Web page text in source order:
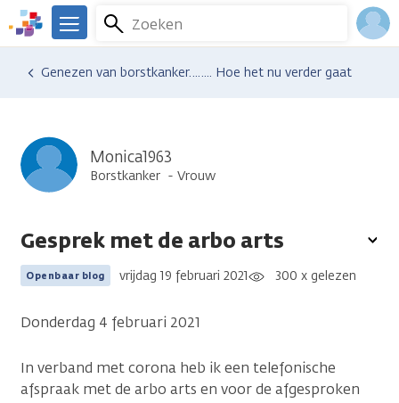
Overslaan
en
naar
We
er
Kanker.nl
Zoeken
Menu
Ervaringen van anderen
Blogsoverzicht
Genezen van borstkanker…….. Hoe het nu verder gaat
Monica1963
Borstkanker Vrouw
Gesprek met de arbo arts
Openbaar blog vrijdag 19 februari 2021 300 x gelezen
Donderdag 4 februari 2021
In verband met corona heb ik een telefonische
afspraak met de arbo arts en voor de afgesproken